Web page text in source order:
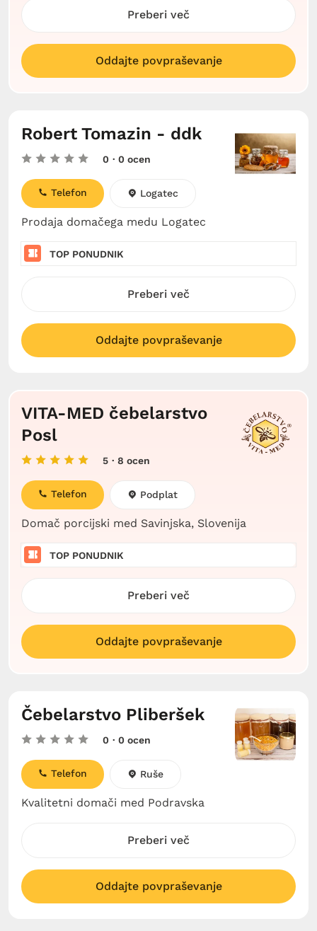
Preberi več
Oddajte povpraševanje
Robert Tomazin - ddk
0 · 0 ocen
Prodaja domačega medu Logatec
Telefon Logatec
TOP PONUDNIK
Preberi več
Oddajte povpraševanje
VITA-MED čebelarstvo
Posl
5 · 8 ocen
Domač porcijski med Savinjska, Slovenija
Telefon Podplat
TOP PONUDNIK
Preberi več
Oddajte povpraševanje
Čebelarstvo Pliberšek
0 · 0 ocen
Kvalitetni domači med Podravska
Telefon Ruše
Preberi več
Oddajte povpraševanje